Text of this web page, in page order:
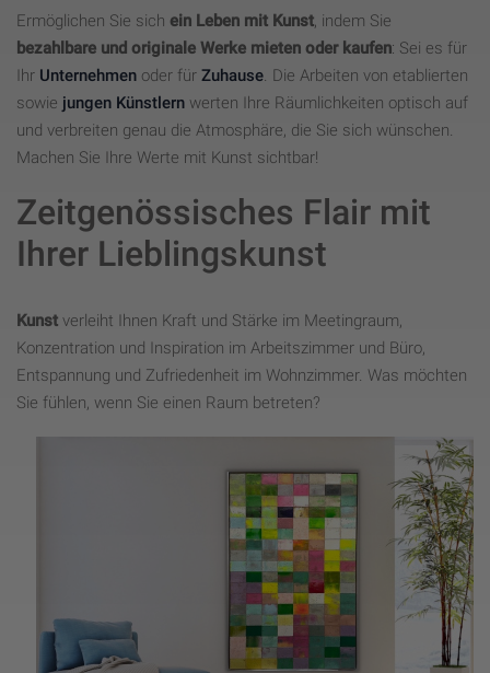
Ermöglichen Sie sich ein Leben mit Kunst, indem Sie
bezahlbare und originale Werke mieten oder kaufen: Sei es für
Ihr Unternehmen oder für Zuhause. Die Arbeiten von etablierten
sowie jungen Künstlern werten Ihre Räumlichkeiten optisch auf
und verbreiten genau die Atmosphäre, die Sie sich wünschen.
Machen Sie Ihre Werte mit Kunst sichtbar!
Zeitgenössisches Flair mit
Ihrer Lieblingskunst
Kunst verleiht Ihnen Kraft und Stärke im Meetingraum,
Konzentration und Inspiration im Arbeitszimmer und Büro,
Entspannung und Zufriedenheit im Wohnzimmer. Was möchten
Sie fühlen, wenn Sie einen Raum betreten?
_gat_UA-121824291-1 Notwendig 1 Minute
pattern element on the name
contains the unique identity
number of the account or
variation of the _gat cookie
is used to limit the amount of
volume websites.
_fbp Marketing 2 Monate
This cookie is set by Facebook
platform powered by Facebook
advertising after visiting this
website.
fr Marketing 2 Monate
The cookie is set by Facebook
improve the advertisements.
cookie also tracks the behavior
the user across the web on
that have Facebook pixel or